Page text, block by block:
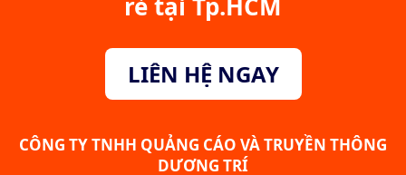
LIÊN HỆ NGAY
CÔNG TY TNHH QUẢNG CÁO VÀ TRUYỀN THÔNG
DƯƠNG TRÍ